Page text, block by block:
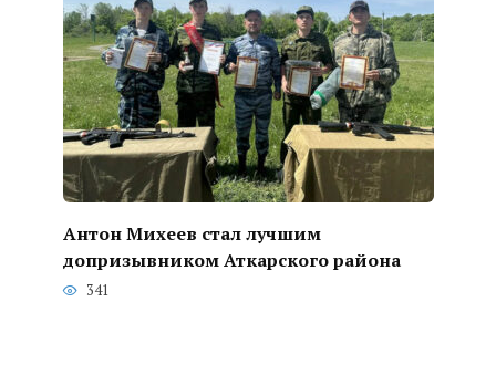
Антон Михеев стал лучшим
допризывником Аткарского района
341